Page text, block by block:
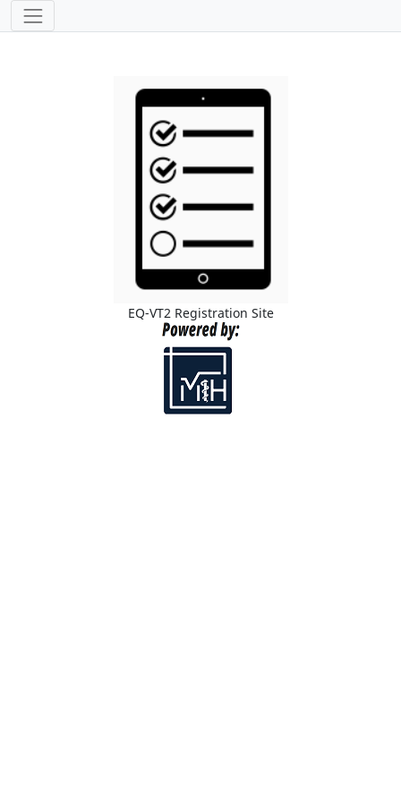
EQ-VT2 Registration Site